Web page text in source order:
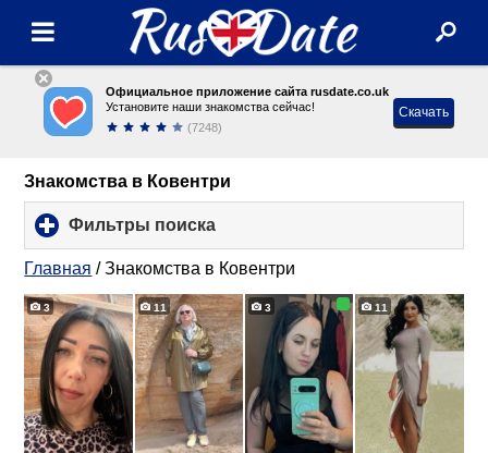
Официальное приложение сайта rusdate.co.uk
Установите наши знакомства сейчас!
(7248)
Скачать
Знакомства в Ковентри
Фильтры поиска
to
expand
contents
Главная /Знакомства в Ковентри
3 11 3 11